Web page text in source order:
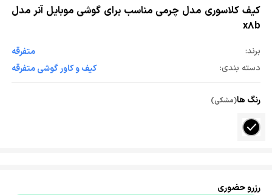
کیف کلاسوری مدل چرمی مناسب برای گوشی موبایل آنر مدل
x8b
برند:
متفرقه
دسته بندی:
کیف و کاور گوشی متفرقه
رنگ ها(مشکی)
رزرو حضوری